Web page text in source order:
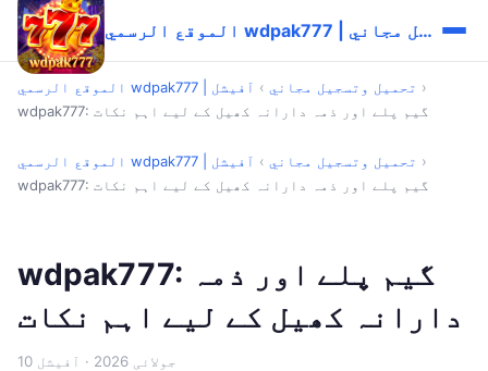
الموقع الرسمي wdpak777 | تحميل وتسجيل مجاني
الموقع الرسمي wdpak777 | تحميل وتسجيل مجاني › آفیشل
›
wdpak777: گیم پلے اور ذمہ دارانہ کھیل کے لیے اہم نکات
الموقع الرسمي wdpak777 | تحميل وتسجيل مجاني › آفیشل
›
wdpak777: گیم پلے اور ذمہ دارانہ کھیل کے لیے اہم نکات
wdpak777: گیم پلے اور ذمہ
دارانہ کھیل کے لیے اہم نکات
10 جولائی 2026 · آفیشل